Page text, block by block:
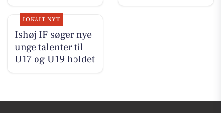
LOKALT NYT
Ishøj IF søger nye
unge talenter til
U17 og U19 holdet